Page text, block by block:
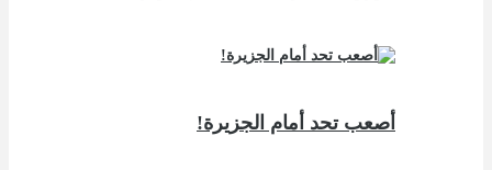
أصعب تحد أمام الجزيرة!